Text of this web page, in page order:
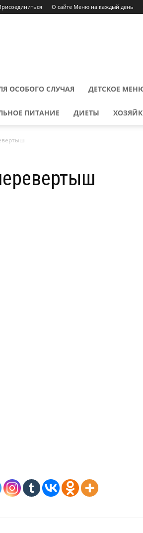
О сайте Меню на каждый день
ОСОБОГО СЛУЧАЯ ДЕТСКОЕ
ПИТАНИЕ ДИЕТЫ